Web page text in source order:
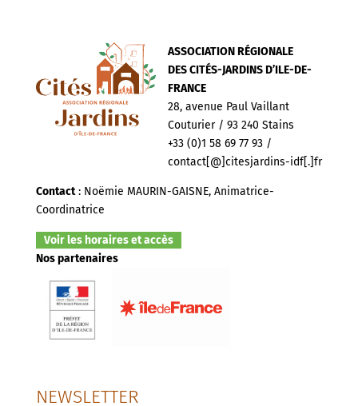
ASSOCIATION RÉGIONALE
DES CITÉS-JARDINS D’ILE-DE-
FRANCE
28, avenue Paul Vaillant
Couturier / 93 240 Stains
+33 (0)1 58 69 77 93 /
contact[@]citesjardins-idf[.]fr
Contact: Noëmie MAURIN-GAISNE, Animatrice-
Coordinatrice
Voir les horaires et accès
Nos partenaires
NEWSLETTER